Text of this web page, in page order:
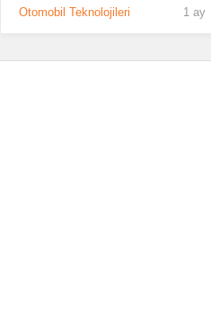
Otomobil Teknolojileri 1 ay